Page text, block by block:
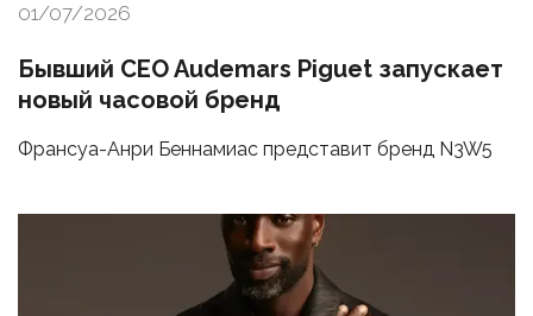
01/07/2026
Бывший CEO Audemars Piguet запускает
новый часовой бренд
Франсуа-Анри Беннамиас представит бренд N3W5